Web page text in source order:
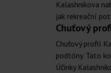
Kalashnikova
jak rekreační
Chuťový
Chuťový profil
podtóny. Tato
Účinky